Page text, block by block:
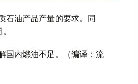
石油产品产量的要求。同
国内燃油不足。（编译：流